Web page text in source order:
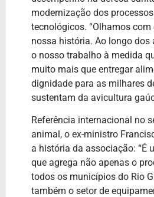
modernização dos
tecnológicos. “Olhamos
nossa história. Ao longo dos
o nosso trabalho à medida
muito mais que entregar
dignidade para as milhares
sustentam da avicultura
Referência internacional no
animal, o ex-ministro
a história da associação: “É
que agrega não apenas o
todos os municípios do Rio
também o setor de